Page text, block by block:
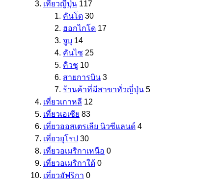
เที่ยวญี่ปุ่น 117
คันโต 30
ฮอกไกโด 17
จูบุ 14
คันไซ 25
คิวชู 10
สายการบิน 3
ร้านค้าที่มีสาขาทั่วญี่ปุ่น 5
เที่ยวเกาหลี 12
เที่ยวเอเซีย 83
เที่ยวออสเตรเลีย นิวซีแลนด์ 4
เที่ยวยุโรป 30
เที่ยวอเมริกาเหนือ 0
เที่ยวอเมริกาใต้ 0
เที่ยวอัฟริกา 0